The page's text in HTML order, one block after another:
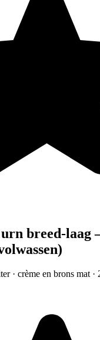
breed-laag
· crème en brons mat ·